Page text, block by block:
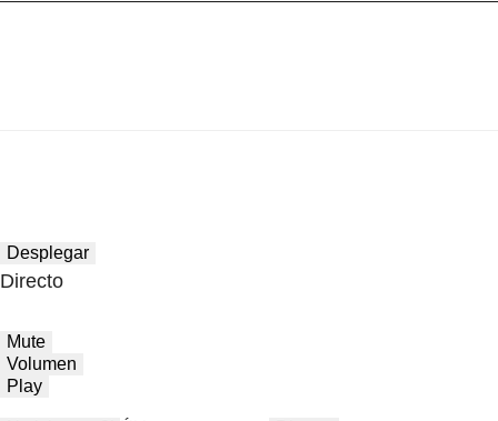
Desplegar
Directo
Mute
Volumen
Play